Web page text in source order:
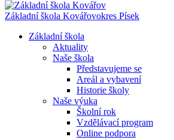
Základní škola Kovářovokres Písek
Základní škola
Aktuality
Naše škola
Představujeme se
Areál a vybavení
Historie školy
Naše výuka
Školní rok
Vzdělávací program
Online podpora